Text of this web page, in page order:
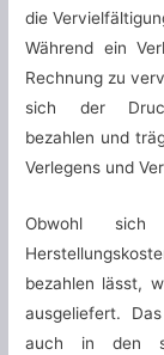
die
Während ein
Rechnung zu
sich der
bezahlen und
Verlegens und
Obwohl sich
bezahlen lässt,
ausgeliefert.
auch in den